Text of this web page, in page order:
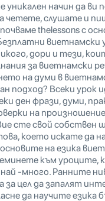
уникален начин да ви
четете, слушате и
thelessons с
виетнамски
дори и тези,
за виетнамски
на думи в
подход? Всеки урок
ден фрази, думи,
на
сте свой собствен
което искате да
на езика
към уроците,
-много. Ранните
за цел да запалят
да научите езика